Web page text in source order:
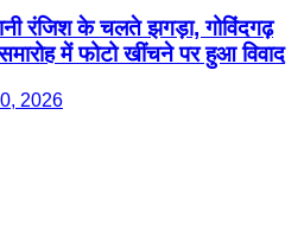
रंजिश के चलते झगड़ा, गोविंदगढ़
में फोटो खींचने पर हुआ विवाद
2026